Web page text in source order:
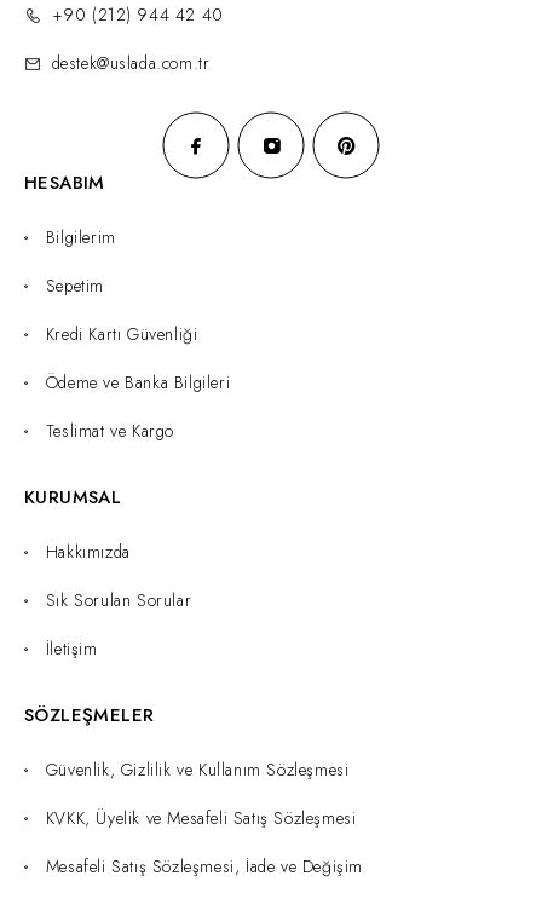
+90 (212) 944 42 40
destek@uslada.com.tr
HESABIM
Bilgilerim
Sepetim
Kredi Kartı Güvenliği
Ödeme ve Banka Bilgileri
Teslimat ve Kargo
KURUMSAL
Hakkımızda
Sık Sorulan Sorular
İletişim
SÖZLEŞMELER
Güvenlik, Gizlilik ve Kullanım Sözleşmesi
KVKK, Üyelik ve Mesafeli Satış Sözleşmesi
Mesafeli Satış Sözleşmesi, İade ve Değişim